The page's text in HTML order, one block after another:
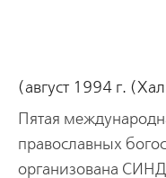
(август 1994 г.
Пятая
православных
организована